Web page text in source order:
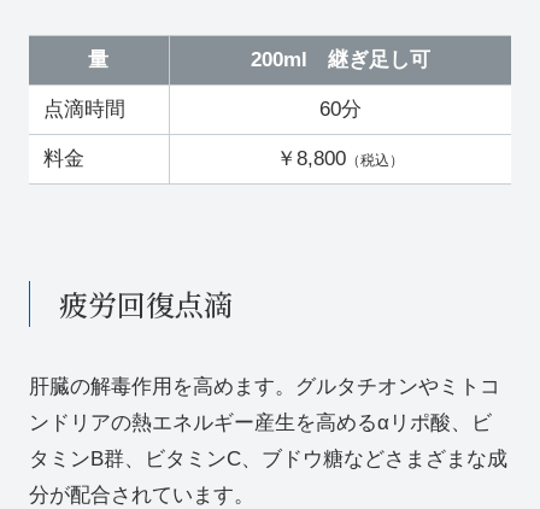
量 200ml 継ぎ足し可
点滴時間 60分
料金 ￥8,800 （税込）
疲労回復点滴
肝臓の解毒作⽤を高めます。グルタチオンやミトコ
ンドリアの熱エネルギー産生を高めるαリポ酸、ビ
タミンB群、ビタミンC、ブドウ糖などさまざまな成
分が配合されています。